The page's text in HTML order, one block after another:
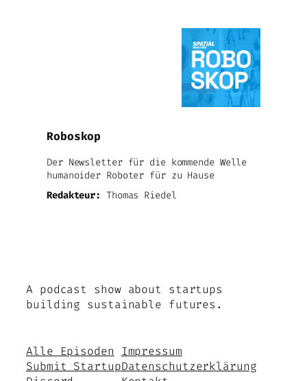
Roboskop
Der Newsletter für die kommende Welle
humanoider Roboter für zu Hause
Redakteur: Thomas Riedel
A podcast show about startups
building sustainable futures.
Alle Episoden
Submit Startup
Impressum
Datenschutzerklärung